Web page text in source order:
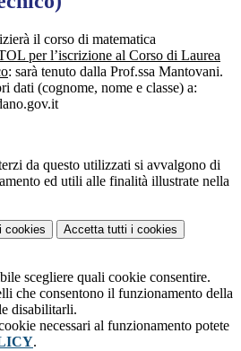
il corso di matematica
per l’iscrizione al Corso di Laurea
: sarà tenuto dalla Prof.ssa Mantovani.
dati (cognome, nome e classe) a:
da questo utilizzati si avvalgono di
ed utili alle finalità illustrate nella
i cookies Accetta tutti i cookies
scegliere quali cookie consentire.
che consentono il funzionamento della
disabilitarli.
necessari al funzionamento potete
.